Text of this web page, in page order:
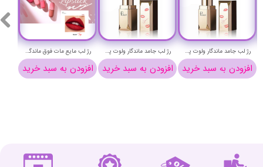
رژ لب مایع مات فوق ماندگار کپسولی پودایر شماره 912 - Pudaier matte liquid pills lipstick
افزودن به سبد خرید
رژ لب جامد ماندگار ولوت پودایر شماره 14 - Pudaier velvet lip stick
افزودن به سبد خرید
رژ لب جامد ماندگار ولوت پودایر شماره 15 - Pudaier velvet lip stick
افزودن به سبد خرید